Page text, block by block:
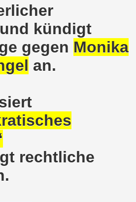
kündigt
gegen Monika
an.
rechtliche
dem 22.08.2022 zu kämpfen
22.08.2022 zum Protest und
Bewegung: Stärken wir
das 750. Jubiläum der
Bewegung auf
Armut und gegen die
ca. 1.500 Teilnehmerinnen
am 23.05.2022 - stärken wir
im Zeichen des Kampfes